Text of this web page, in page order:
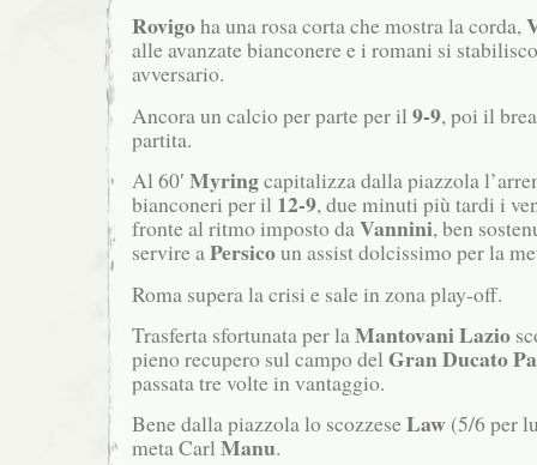
Rovigoha una rosa corta che mostra la corda,
alle avanzate bianconere e i romani si
avversario.
Ancora un calcio per parte per il 9-9, poi il
partita.
Al 60′ Myringcapitalizza dalla piazzola
bianconeri per il 12-9, due minuti più tardi i
fronte al ritmo imposto daVannini, ben
servire aPersicoun assist dolcissimo per la
Roma supera la crisi e sale in zona play-off.
Trasferta sfortunata per laMantovani Lazio
pieno recupero sul campo del Gran Ducato
passata tre volte in vantaggio.
Bene dalla piazzola lo scozzeseLaw (5/6 per
meta Carl Manu.